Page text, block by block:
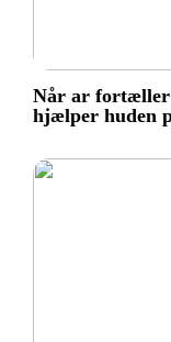
Når ar fortæller
hjælper huden